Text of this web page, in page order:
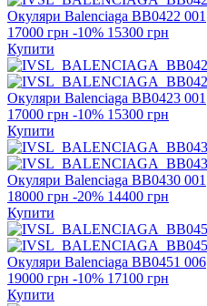
Окуляри Balenciaga BB0422 001
17000 грн -10% 15300 грн
Купити
Окуляри Balenciaga BB0423 001
17000 грн -10% 15300 грн
Купити
Окуляри Balenciaga BB0430 001
18000 грн -20% 14400 грн
Купити
Окуляри Balenciaga BB0451 006
19000 грн -10% 17100 грн
Купити